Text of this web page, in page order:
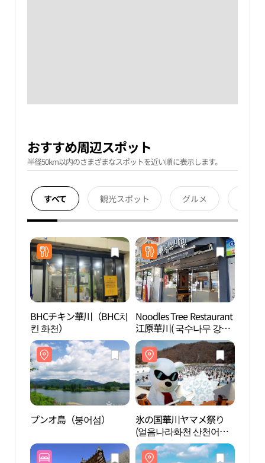
おすすめ周辺スポット
半径50km以内のさまざまなスポットを近い順に表示します。
すべて 観光スポット グルメ
BHCチキン華川（BHC치
킨 화천）
Noodles Tree Restaurant
江原華川( 국수나무 강원
화천 )
プンオ島（붕어섬）
氷の国華川ヤマメ祭り
(얼음나라화천 산천어축
제)